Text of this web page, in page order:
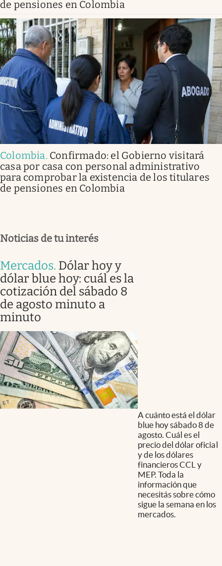
de pensiones en Colombia
Colombia. Confirmado: el Gobierno visitará
casa por casa con personal administrativo
para comprobar la existencia de los titulares
de pensiones en Colombia
Noticias de tu interés
Mercados. Dólar hoy y
dólar blue hoy: cuál es la
cotización del sábado 8
de agosto minuto a
minuto
A cuánto está el dólar
blue hoy sábado 8 de
agosto. Cuál es el
precio del dólar oficial
y de los dólares
financieros CCL y
MEP. Toda la
información que
necesitás sobre cómo
sigue la semana en los
mercados.